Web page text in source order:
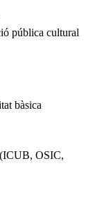
pública cultural
bàsica
(ICUB, OSIC,